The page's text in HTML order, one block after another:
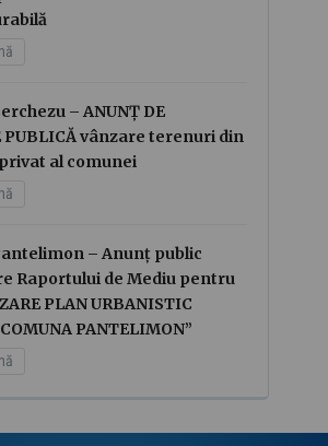
– ANUNȚ DE
PUBLICĂ vânzare terenuri din
al comunei
– Anunț public
Raportului de Mediu pentru
PLAN URBANISTIC
PANTELIMON”